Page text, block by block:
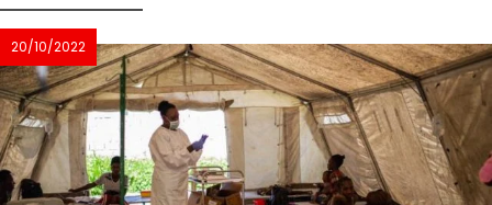
20/10/2022